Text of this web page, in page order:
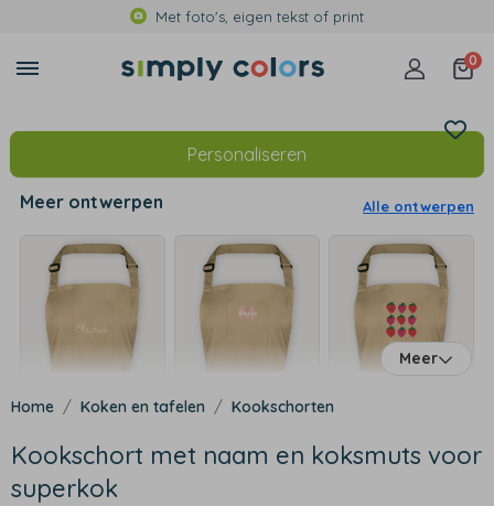
Met foto's, eigen tekst of print
0
Personaliseren
Meer ontwerpen Alle ontwerpen
Meer
Koken en tafelen Kookschorten
Kookschort met naam en koksmuts voor
superkok